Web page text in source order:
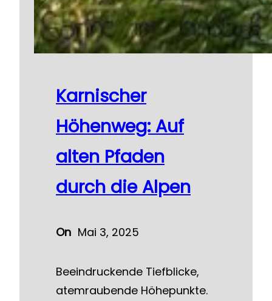
Karnischer
Höhenweg: Auf
alten Pfaden
durch die Alpen
On Mai 3, 2025
Beeindruckende Tiefblicke,
atemraubende Höhepunkte.